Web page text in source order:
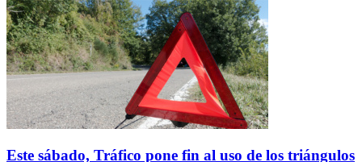
Este sábado, Tráfico pone fin al uso de los triángulos